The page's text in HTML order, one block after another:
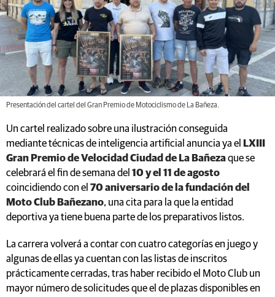
Presentación del cartel del Gran Premio de Motociclismo de La Bañeza.
Un cartel realizado sobre una ilustración conseguida
mediante técnicas de inteligencia artificial anuncia ya el
LXIII
Gran Premio de Velocidad Ciudad de La Bañezaque se
celebrará el fin de semana del 10 y el 11 de agosto
coincidiendo con el 70 aniversario de la fundación del
Moto Club Bañezano, una cita para la que la entidad
deportiva ya tiene buena parte de los preparativos listos.
La carrera volverá a contar con cuatro categorías en juego y
algunas de ellas ya cuentan con las listas de inscritos
prácticamente cerradas, tras haber recibido el Moto Club un
mayor número de solicitudes que el de plazas disponibles en